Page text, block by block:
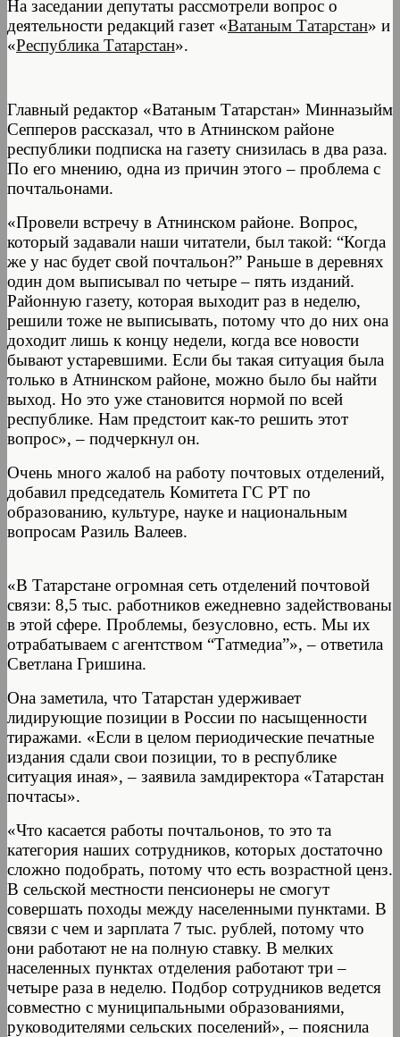
На заседании депутаты рассмотрели вопрос о
деятельности редакций газет «Ватаным Татарстан» и
«Республика Татарстан».
Главный редактор «Ватаным Татарстан» Минназыйм
Сепперов рассказал, что в Атнинском районе
республики подписка на газету снизилась в два раза.
По его мнению, одна из причин этого – проблема с
почтальонами.
«Провели встречу в Атнинском районе. Вопрос,
который задавали наши читатели, был такой: “Когда
же у нас будет свой почтальон?” Раньше в деревнях
один дом выписывал по четыре – пять изданий.
Районную газету, которая выходит раз в неделю,
решили тоже не выписывать, потому что до них она
доходит лишь к концу недели, когда все новости
бывают устаревшими. Если бы такая ситуация была
только в Атнинском районе, можно было бы найти
выход. Но это уже становится нормой по всей
республике. Нам предстоит как-то решить этот
вопрос», – подчеркнул он.
Очень много жалоб на работу почтовых отделений,
добавил председатель Комитета ГС РТ по
образованию, культуре, науке и национальным
вопросам Разиль Валеев.
«В Татарстане огромная сеть отделений почтовой
связи: 8,5 тыс. работников ежедневно задействованы
в этой сфере. Проблемы, безусловно, есть. Мы их
отрабатываем с агентством “Татмедиа”», – ответила
Светлана Гришина.
Она заметила, что Татарстан удерживает
лидирующие позиции в России по насыщенности
тиражами. «Если в целом периодические печатные
издания сдали свои позиции, то в республике
ситуация иная», – заявила замдиректора «Татарстан
почтасы».
«Что касается работы почтальонов, то это та
категория наших сотрудников, которых достаточно
сложно подобрать, потому что есть возрастной ценз.
В сельской местности пенсионеры не смогут
совершать походы между населенными пунктами. В
связи с чем и зарплата 7 тыс. рублей, потому что
они работают не на полную ставку. В мелких
населенных пунктах отделения работают три –
четыре раза в неделю. Подбор сотрудников ведется
совместно с муниципальными образованиями,
руководителями сельских поселений», – пояснила